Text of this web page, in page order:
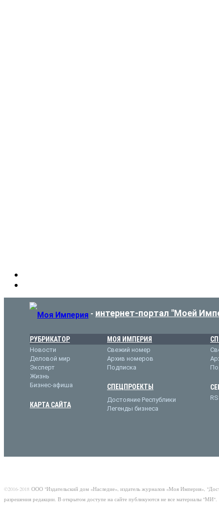
- интернет-портал "Моей
РУБРИКАТОР
Новости
Деловой мир
Эксперт
Жизнь
Бизнес-афиша
КАРТА САЙТА
МОЯ ИМПЕРИЯ
Свежий номер
Архив номеров
Подписка
СПЕЦПРОЕКТЫ
Достояние Республики
Легенды бизнеса
©2016-2018 ООО "Издательский дом «Наследие», издатель журналов «Моя Империя»,
разрешения редакции. В открытом доступе на сайте публикуются не все материалы "МИ".